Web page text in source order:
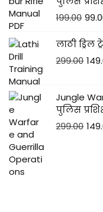
199.00
लाठी
299.00
Jungle
पुलिस
299.00